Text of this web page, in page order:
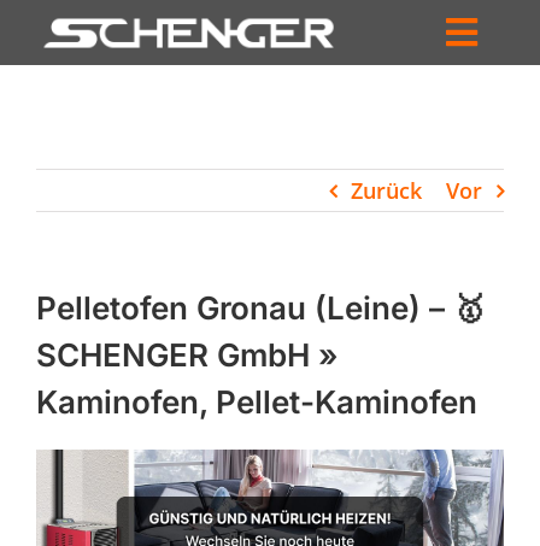
Inhalt
HÄNDLERSUCHE
UNTERNEHMEN
PROFIL
WARENKORB
PRODUCTS
SEARCH
Zurück Vor
Pelletofen Gronau (Leine) – 🥇
SCHENGER GmbH »
Kaminofen, Pellet-Kaminofen